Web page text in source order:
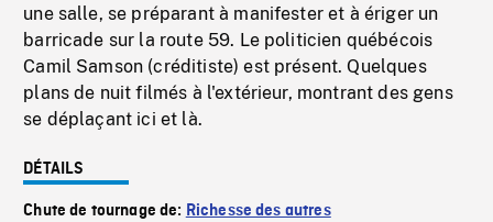
une salle, se préparant à manifester et à ériger un
barricade sur la route 59. Le politicien québécois
Camil Samson (créditiste) est présent. Quelques
plans de nuit filmés à l'extérieur, montrant des gens
se déplaçant ici et là.
DÉTAILS
Chute de tournage de: Richesse des autres